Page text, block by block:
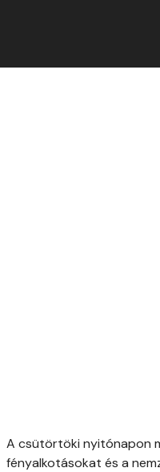
A csütörtöki nyitónapon
fényalkotásokat és a